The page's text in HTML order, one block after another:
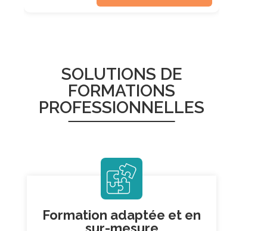
SOLUTIONS DE
FORMATIONS
PROFESSIONNELLES
Formation adaptée et en